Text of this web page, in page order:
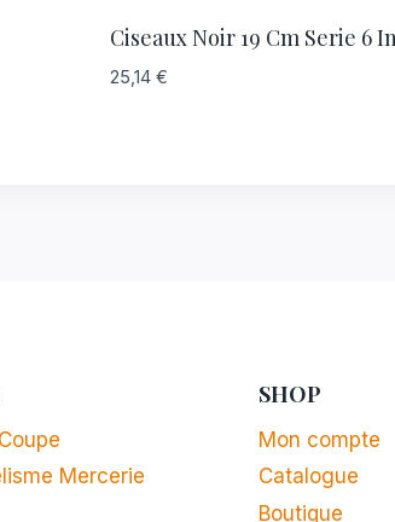
Ciseaux Noir 19 Cm Serie 6
25,14 €
Mercerie
SHOP
Mon compte
Catalogue
Boutique